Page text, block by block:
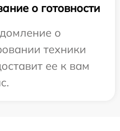
о готовности
о
техники
ее к вам